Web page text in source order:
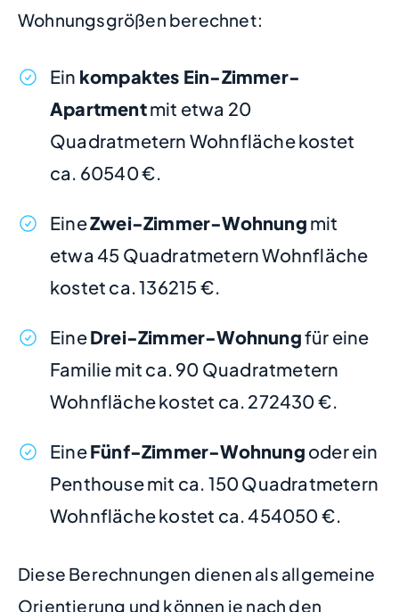
Wohnungsgrößen berechnet:
Ein kompaktes Ein-Zimmer-
Apartmentmit etwa 20
Quadratmetern Wohnfläche kostet
ca. 60540 €.
EineZwei-Zimmer-Wohnung mit
etwa 45 Quadratmetern Wohnfläche
kostet ca. 136215 €.
EineDrei-Zimmer-Wohnungfür eine
Familie mit ca. 90 Quadratmetern
Wohnfläche kostet ca. 272430 €.
EineFünf-Zimmer-Wohnung oder ein
Penthouse mit ca. 150 Quadratmetern
Wohnfläche kostet ca. 454050 €.
Diese Berechnungen dienen als allgemeine
Orientierung und können je nach den